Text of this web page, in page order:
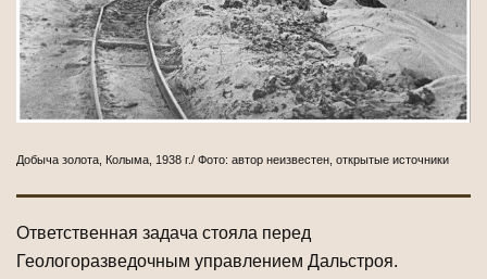
Добыча золота, Колыма, 1938 г./ Фото: автор неизвестен, открытые источники
Ответственная задача стояла перед
Геологоразведочным управлением Дальстроя.